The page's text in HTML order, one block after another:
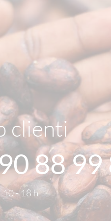
clienti
88 99
10 - 18 h